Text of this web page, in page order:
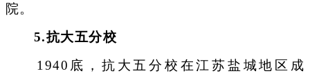
院。
5.抗大五分校
1940底，抗大五分校在江苏盐城地区成